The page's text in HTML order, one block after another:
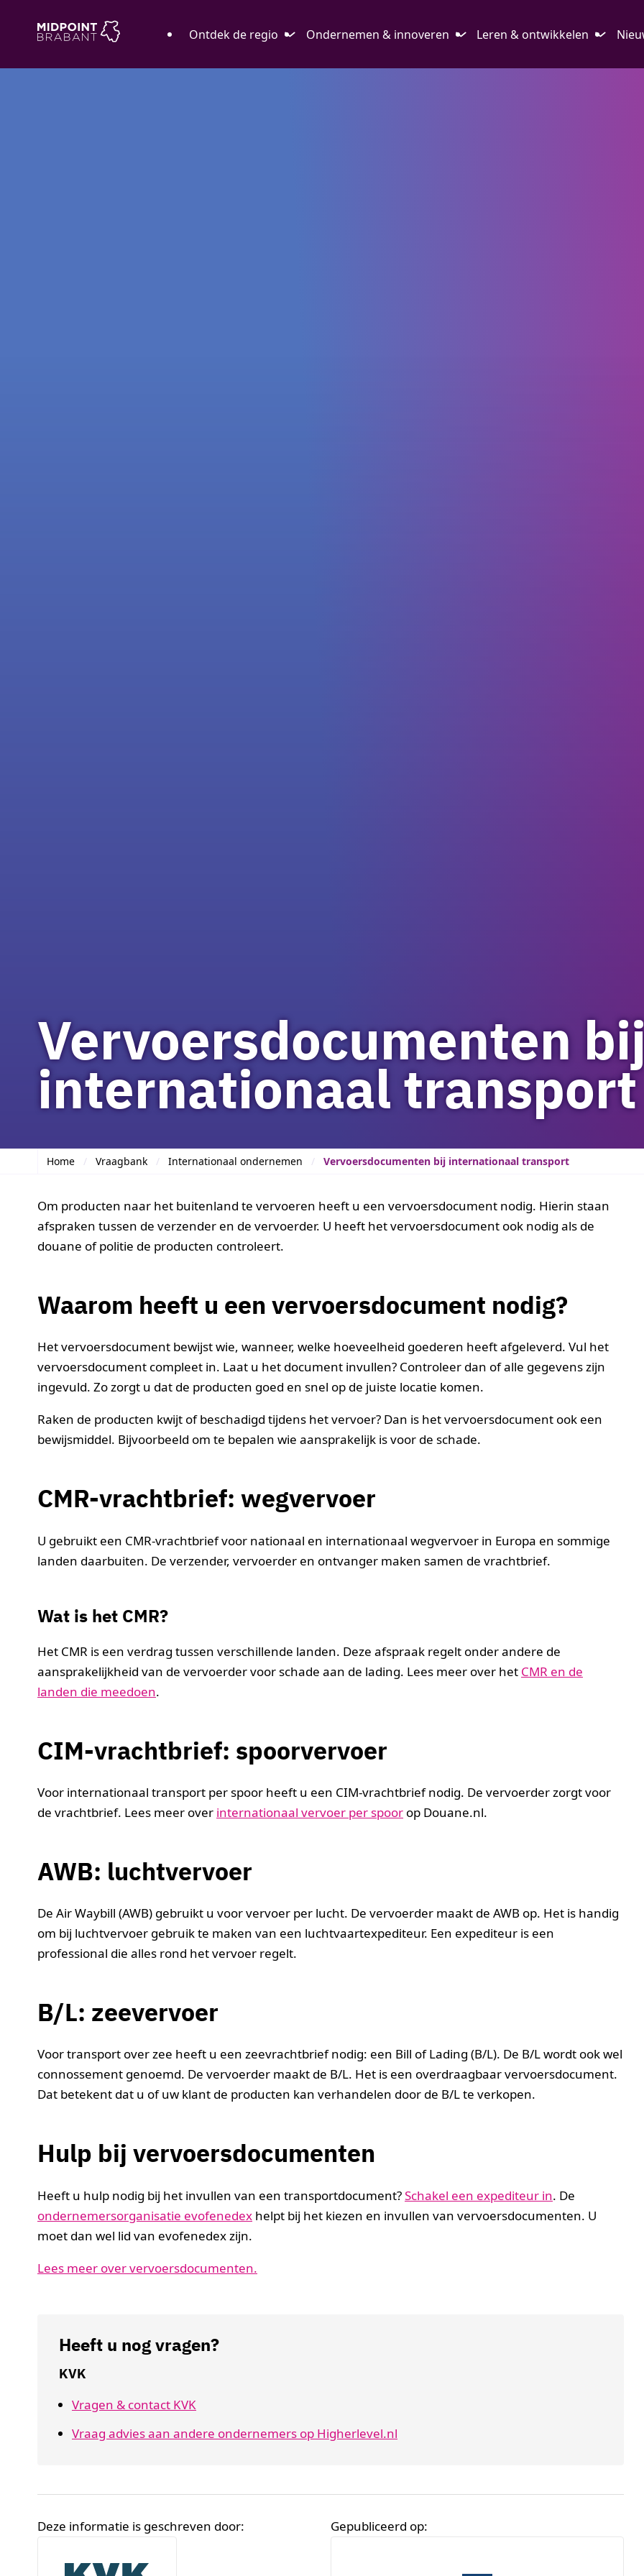
Ontdek de regio Ondernemen & innoveren Leren & ontwikkelen
Vervoersdocumenten
internationaal transport
Home Vraagbank Internationaal ondernemen Vervoersdocumenten bij internationaal transport
Om producten naar het buitenland te vervoeren heeft u een vervoersdocument nodig. Hierin staan
afspraken tussen de verzender en de vervoerder. U heeft het vervoersdocument ook nodig als de
douane of politie de producten controleert.
Waarom heeft u een vervoersdocument nodig?
Het vervoersdocument bewijst wie, wanneer, welke hoeveelheid goederen heeft afgeleverd. Vul het
vervoersdocument compleet in. Laat u het document invullen? Controleer dan of alle gegevens zijn
ingevuld. Zo zorgt u dat de producten goed en snel op de juiste locatie komen.
Raken de producten kwijt of beschadigd tijdens het vervoer? Dan is het vervoersdocument ook een
bewijsmiddel. Bijvoorbeeld om te bepalen wie aansprakelijk is voor de schade.
CMR-vrachtbrief: wegvervoer
U gebruikt een CMR-vrachtbrief voor nationaal en internationaal wegvervoer in Europa en sommige
landen daarbuiten. De verzender, vervoerder en ontvanger maken samen de vrachtbrief.
Wat is het CMR?
Het CMR is een verdrag tussen verschillende landen. Deze afspraak regelt onder andere de
aansprakelijkheid van de vervoerder voor schade aan de lading. Lees meer over het CMR en de
landen die meedoen.
CIM-vrachtbrief: spoorvervoer
Voor internationaal transport per spoor heeft u een CIM-vrachtbrief nodig. De vervoerder zorgt voor
de vrachtbrief. Lees meer over internationaal vervoer per spoor op Douane.nl.
AWB: luchtvervoer
De Air Waybill (AWB) gebruikt u voor vervoer per lucht. De vervoerder maakt de AWB op. Het is handig
om bij luchtvervoer gebruik te maken van een luchtvaartexpediteur. Een expediteur is een
professional die alles rond het vervoer regelt.
B/L: zeevervoer
Voor transport over zee heeft u een zeevrachtbrief nodig: een Bill of Lading (B/L). De B/L wordt ook wel
connossement genoemd. De vervoerder maakt de B/L. Het is een overdraagbaar vervoersdocument.
Dat betekent dat u of uw klant de producten kan verhandelen door de B/L te verkopen.
Hulp bij vervoersdocumenten
Heeft u hulp nodig bij het invullen van een transportdocument?Schakel een expediteur in. De
ondernemersorganisatie evofenedex helpt bij het kiezen en invullen van vervoersdocumenten. U
moet dan wel lid van evofenedex zijn.
Lees meer over vervoersdocumenten.
Heeft u nog vragen?
KVK
Vragen & contact KVK
Vraag advies aan andere ondernemers op Higherlevel.nl
Broninformatie
Deze informatie is geschreven door: Gepubliceerd op: